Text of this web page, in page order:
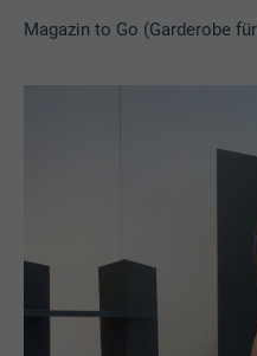
Magazin to Go (Garderobe